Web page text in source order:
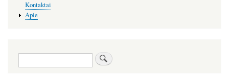
Kontaktai
Apie
Paieška